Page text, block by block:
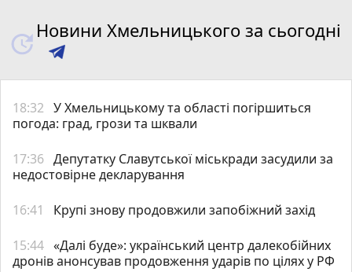
Новини Хмельницького за сьогодні
18:32 У Хмельницькому та області погіршиться
погода: град, грози та шквали
17:36 Депутатку Славутської міськради засудили за
недостовірне декларування
16:41 Крупі знову продовжили запобіжний захід
15:44 «Далі буде»: український центр далекобійних
дронів анонсував продовження ударів по цілях у РФ